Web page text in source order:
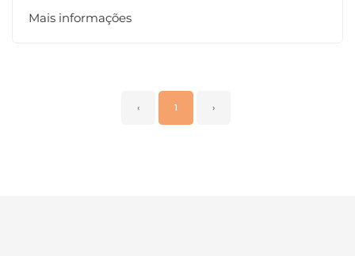
Mais informações
‹ 1 ›